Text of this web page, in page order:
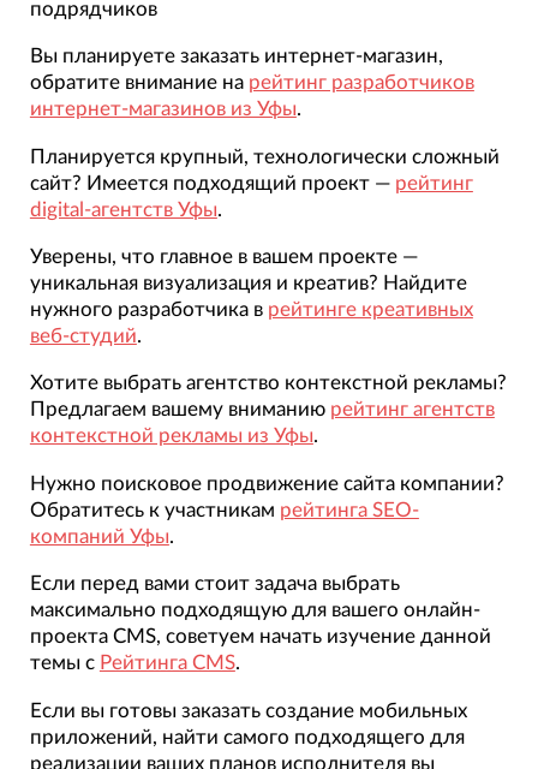
подрядчиков
Вы планируете заказать интернет-магазин,
обратите внимание на рейтинг разработчиков
интернет-магазинов из Уфы.
Планируется крупный, технологически сложный
сайт? Имеется подходящий проект — рейтинг
digital-агентств Уфы.
Уверены, что главное в вашем проекте —
уникальная визуализация и креатив? Найдите
нужного разработчика в рейтинге креативных
веб-студий.
Хотите выбрать агентство контекстной рекламы?
Предлагаем вашему вниманию рейтинг агентств
контекстной рекламы из Уфы.
Нужно поисковое продвижение сайта компании?
Обратитесь к участникам рейтинга SEO-
компаний Уфы.
Если перед вами стоит задача выбрать
максимально подходящую для вашего онлайн-
проекта CMS, советуем начать изучение данной
темы с Рейтинга CMS.
Если вы готовы заказать создание мобильных
приложений, найти самого подходящего для
реализации ваших планов исполнителя вы